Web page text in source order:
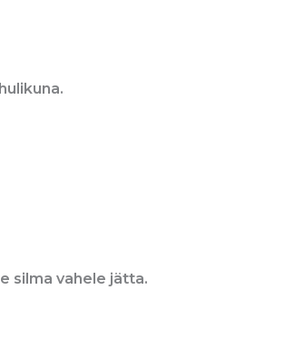
silma vahele jätta.